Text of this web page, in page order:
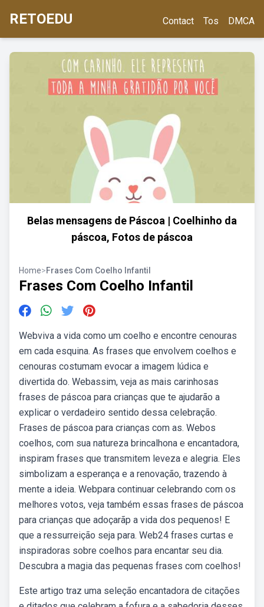
RETOEDU Contact Tos DMCA
Belas mensagens de Páscoa | Coelhinho da
páscoa, Fotos de páscoa
Home>Frases Com Coelho Infantil
Frases Com Coelho Infantil
Webviva a vida como um coelho e encontre cenouras
em cada esquina. As frases que envolvem coelhos e
cenouras costumam evocar a imagem lúdica e
divertida do. Webassim, veja as mais carinhosas
frases de páscoa para crianças que te ajudarão a
explicar o verdadeiro sentido dessa celebração.
Frases de páscoa para crianças com as. Webos
coelhos, com sua natureza brincalhona e encantadora,
inspiram frases que transmitem leveza e alegria. Eles
simbolizam a esperança e a renovação, trazendo à
mente a ideia. Webpara continuar celebrando com os
melhores votos, veja também essas frases de páscoa
para crianças que adoçarãp a vida dos pequenos! E
que a ressurreição seja para. Web24 frases curtas e
inspiradoras sobre coelhos para encantar seu dia.
Descubra a magia das pequenas frases com coelhos!
Este artigo traz uma seleção encantadora de citações